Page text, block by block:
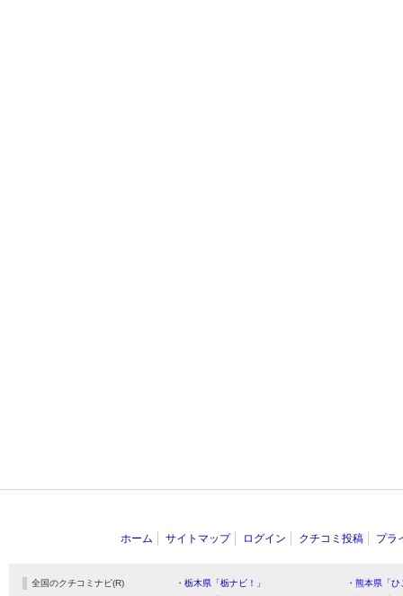
ホーム サイトマップ ログイン クチコミ投稿 プラ
全国のクチコミナビ(R) ・栃木県「栃ナビ！」
・熊本県「